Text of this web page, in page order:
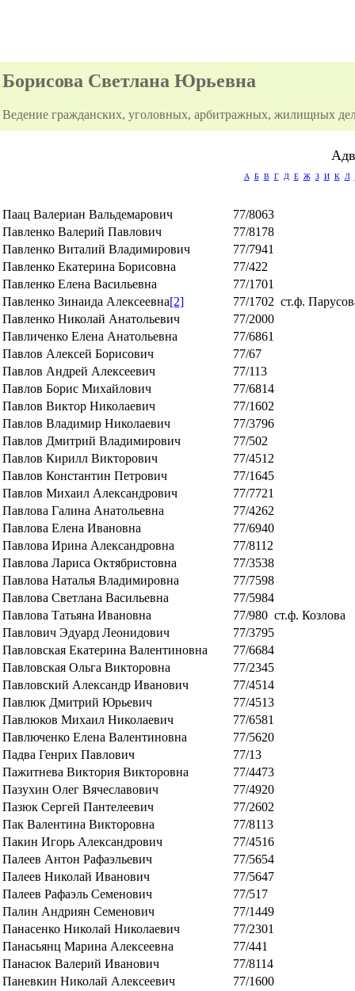
Борисова Светлана Юрьевна
Ведение гражданских, уголовных, арбитражных, жилищных
А Б В Г Д Е Ж З И К Л
Паац Валериан Вальдемарович
77/8063
Павленко Валерий Павлович
77/8178
Павленко Виталий Владимирович
77/7941
Павленко Екатерина Борисовна
77/422
Павленко Елена Васильевна
77/1701
Павленко Зинаида Алексеевна[2] 77/1702 ст.ф.
Павленко Николай Анатольевич
77/2000
Павличенко Елена Анатольевна
77/6861
Павлов Алексей Борисович
77/67
Павлов Андрей Алексеевич
77/113
Павлов Борис Михайлович
77/6814
Павлов Виктор Николаевич
77/1602
Павлов Владимир Николаевич
77/3796
Павлов Дмитрий Владимирович
77/502
Павлов Кирилл Викторович
77/4512
Павлов Константин Петрович
77/1645
Павлов Михаил Александрович
77/7721
Павлова Галина Анатольевна
77/4262
Павлова Елена Ивановна
77/6940
Павлова Ирина Александровна
77/8112
Павлова Лариса Октябристовна
77/3538
Павлова Наталья Владимировна
77/7598
Павлова Светлана Васильевна
77/5984
Павлова Татьяна Ивановна
77/980 ст.ф. Козлова
Павлович Эдуард Леонидович
77/3795
Павловская Екатерина Валентиновна
77/6684
Павловская Ольга Викторовна
77/2345
Павловский Александр Иванович
77/4514
Павлюк Дмитрий Юрьевич
77/4513
Павлюков Михаил Николаевич
77/6581
Павлюченко Елена Валентиновна
77/5620
Падва Генрих Павлович
77/13
Пажитнева Виктория Викторовна
77/4473
Пазухин Олег Вячеславович
77/4920
Пазюк Сергей Пантелеевич
77/2602
Пак Валентина Викторовна
77/8113
Пакин Игорь Александрович
77/4516
Палеев Антон Рафаэльевич
77/5654
Палеев Николай Иванович
77/5647
Палеев Рафаэль Семенович
77/517
Палин Андриян Семенович
77/1449
Панасенко Николай Николаевич
77/2301
Панасьянц Марина Алексеевна
77/441
Панасюк Валерий Иванович
77/8114
Паневкин Николай Алексеевич
77/1600